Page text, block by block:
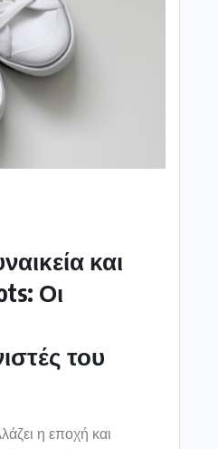
και
Οι
του
η εποχή και